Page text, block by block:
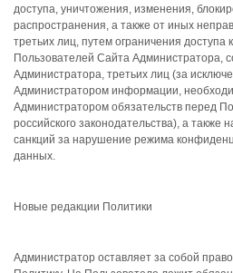
доступа, уничтожения, изменения,
распространения, а также от иных
третьих лиц, путем ограничения
Пользователей Сайта Администратора,
Администратора, третьих лиц (за
Администратором информации,
Администратором обязательств перед
российского законодательства), а также
санкций за нарушение режима
данных.
Новые редакции Политики
Администратор оставляет за собой